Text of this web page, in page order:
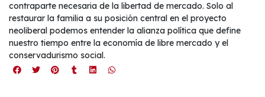
contraparte necesaria de la libertad de mercado. Solo al
restaurar la familia a su posición central en el proyecto
neoliberal podemos entender la alianza política que define
nuestro tiempo entre la economía de libre mercado y el
conservadurismo social.